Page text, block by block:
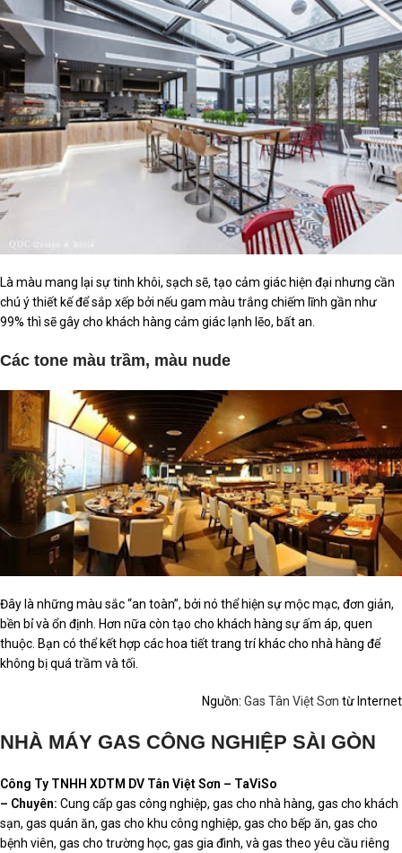
Là màu mang lại sự tinh khôi, sạch sẽ, tạo cảm giác hiện đại nhưng cần
chú ý thiết kế để sắp xếp bởi nếu gam màu trắng chiếm lĩnh gần như
99% thì sẽ gây cho khách hàng cảm giác lạnh lẽo, bất an.
Các tone màu trầm, màu nude
Đây là những màu sắc “an toàn”, bởi nó thể hiện sự mộc mạc, đơn giản,
bền bỉ và ổn định. Hơn nữa còn tạo cho khách hàng sự ấm áp, quen
thuộc. Bạn có thể kết hợp các hoa tiết trang trí khác cho nhà hàng để
không bị quá trầm và tối.
Nguồn: Gas Tân Việt Sơn từ Internet
NHÀ MÁY GAS CÔNG NGHIỆP SÀI GÒN
Công Ty TNHH XDTM DV Tân Việt Sơn – TaViSo
– Chuyên: Cung cấp gas công nghiệp, gas cho nhà hàng, gas cho khách
sạn, gas quán ăn, gas cho khu công nghiệp, gas cho bếp ăn, gas cho
bệnh viên, gas cho trường học, gas gia đình, và gas theo yêu cầu riêng